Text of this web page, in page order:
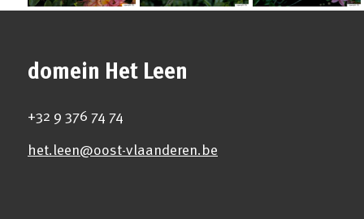
domein Het Leen
+32 9 376 74 74
het.leen@oost-vlaanderen.be